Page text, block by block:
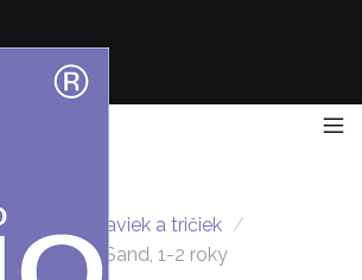
Sady plaviek a tričiek /
na plavání Sand, 1-2 roky